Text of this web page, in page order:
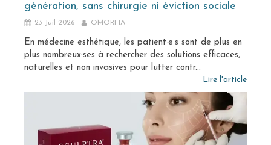
génération, sans chirurgie ni éviction sociale
23 Juil 2026 OMORFIA
En médecine esthétique, les patient·e·s sont de plus en
plus nombreux·ses à rechercher des solutions efficaces,
naturelles et non invasives pour lutter contr...
Lire l'article